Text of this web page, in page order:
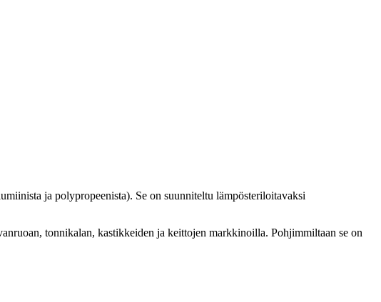
ja polypropeenista). Se on suunniteltu lämpösteriloitavaksi
tonnikalan, kastikkeiden ja keittojen markkinoilla. Pohjimmiltaan se on